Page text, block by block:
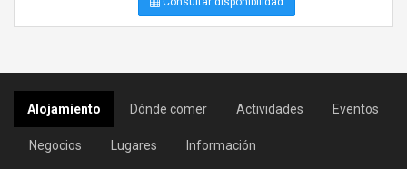
Alojamiento Dónde comer Actividades Eventos
Negocios Lugares Información